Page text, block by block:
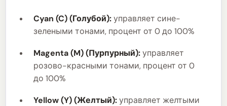
Cyan (C) (Голубой):управляет сине-
зелеными тонами, процент от 0 до 100%
Magenta (M) (Пурпурный):управляет
розово-красными тонами, процент от 0
до 100%
Yellow (Y) (Желтый):управляет желтыми